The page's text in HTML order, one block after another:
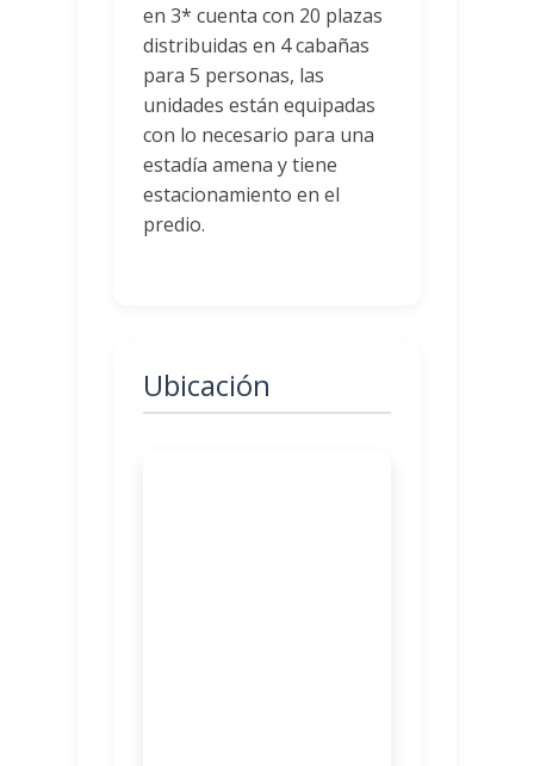
en 3* cuenta con 20 plazas
distribuidas en 4 cabañas
para 5 personas, las
unidades están equipadas
con lo necesario para una
estadía amena y tiene
estacionamiento en el
predio.
Ubicación